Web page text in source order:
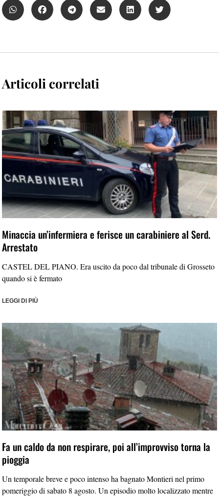
Articoli correlati
Minaccia un’infermiera e ferisce un carabiniere al Serd.
Arrestato
CASTEL DEL PIANO. Era uscito da poco dal tribunale di Grosseto
quando si è fermato
LEGGI DI PIÙ
Fa un caldo da non respirare, poi all’improvviso torna la
pioggia
Un temporale breve e poco intenso ha bagnato Montieri nel primo
pomeriggio di sabato 8 agosto. Un episodio molto localizzato mentre